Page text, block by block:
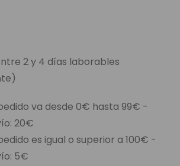
2 y 4 días laborables
va desde 0€ hasta 99€ -
20€
es igual o superior a 100€ -
5€